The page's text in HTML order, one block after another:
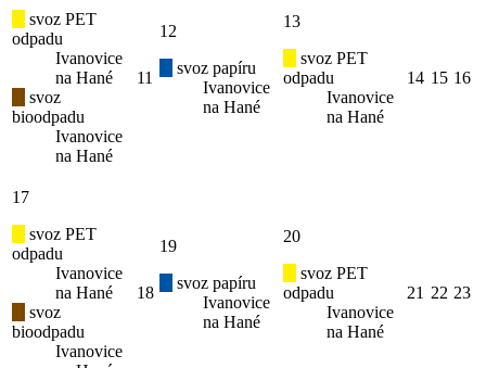
svoz PET
odpadu
Ivanovice
na Hané
svoz
bioodpadu
Ivanovice
na Hané
11
12
svoz papíru
Ivanovice
na Hané
13
svoz PET
odpadu
Ivanovice
na Hané
14 15 16
17
svoz PET
odpadu
Ivanovice
na Hané
svoz
bioodpadu
Ivanovice
18
19
svoz papíru
Ivanovice
na Hané
20
svoz PET
odpadu
Ivanovice
na Hané
21 22 23